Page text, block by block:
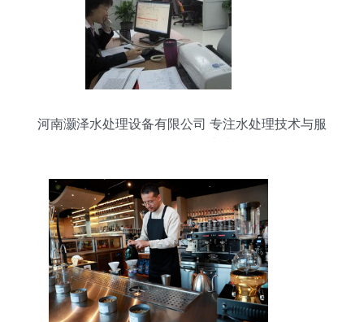
河南灏泽水处理设备有限公司 专注水处理技术与服